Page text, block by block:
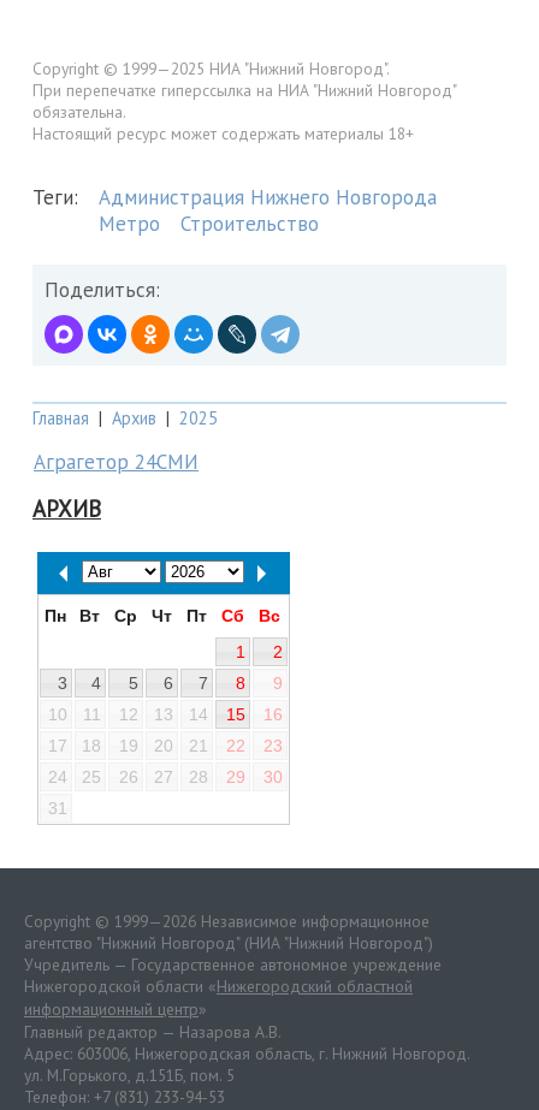
Copyright © 1999—2025 НИА "Нижний Новгород".
При перепечатке гиперссылка на НИА "Нижний Новгород"
обязательна.
Настоящий ресурс может содержать материалы 18+
Теги:
Администрация Нижнего Новгорода
Метро
Строительство
Поделиться:
Главная | Архив | 2025
Аграгетор 24СМИ
АРХИВ
Пн Вт Ср Чт Пт Сб
Вс
1
2
3
4 5 6 7 8
9
10
11 12 13 14 15
16
17
18 19 20 21 22
23
24
25 26 27 28 29
30
31
Copyright © 1999—2026 Независимое информационное
агентство "Нижний Новгород" (НИА "Нижний Новгород")
Учредитель — Государственное автономное учреждение
Нижегородской области «Нижегородский областной
информационный центр»
Главный редактор — Назарова А.В.
Адрес: 603006, Нижегородская область, г. Нижний Новгород.
ул. М.Горького, д.151Б, пом. 5
Телефон: +7 (831) 233-94-53